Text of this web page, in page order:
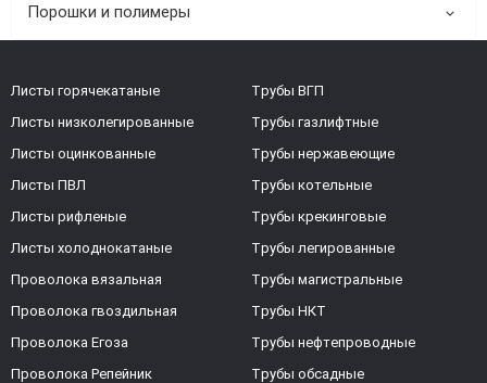
Порошки и полимеры
Листы горячекатаные
Листы низколегированные
Листы оцинкованные
Листы ПВЛ
Листы рифленые
Листы холоднокатаные
Проволока вязальная
Проволока гвоздильная
Проволока Егоза
Проволока Репейник
Трубы ВГП
Трубы газлифтные
Трубы нержавеющие
Трубы котельные
Трубы крекинговые
Трубы легированные
Трубы магистральные
Трубы НКТ
Трубы нефтепроводные
Трубы обсадные